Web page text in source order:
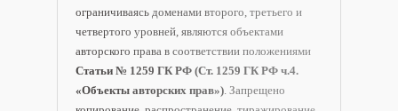
ограничиваясь доменами второго, третьего и
четвертого уровней, являются объектами
авторского права в соответствии положениями
Статьи № 1259 ГК РФ (Ст. 1259 ГК РФ ч.4.
«Объекты авторских прав») . Запрещено